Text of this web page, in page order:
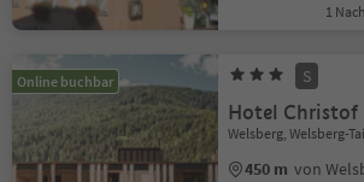
1
Online buchbar S
Hotel Christof
Welsberg, Welsberg-
450 m von